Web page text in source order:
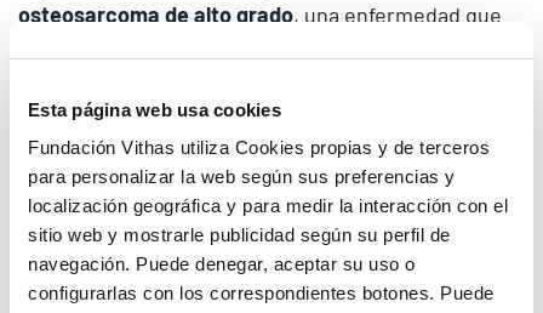
Esta página web usa cookies
Fundación Vithas utiliza Cookies propias y de terceros
para personalizar la web según sus preferencias y
localización geográfica y para medir la interacción con el
sitio web y mostrarle publicidad según su perfil de
navegación. Puede denegar, aceptar su uso o
configurarlas con los correspondientes botones. Puede
osteosarcoma de alto grado, una enfermedad que
proceso ha incluido consultas con especialistas en
Oncología Médica y Traumatología, así como la
realización de pruebas diagnósticas avanzadas
(resonancias, TAC, PET y biopsias) para una
evaluación integral del caso.
La intervención quirúrgica prevista contempla la
exéresis de la tumoración ósea, con el objetivo de